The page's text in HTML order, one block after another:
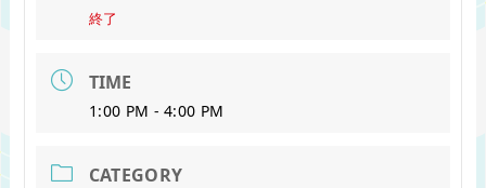
終了
TIME
1:00 PM - 4:00 PM
CATEGORY